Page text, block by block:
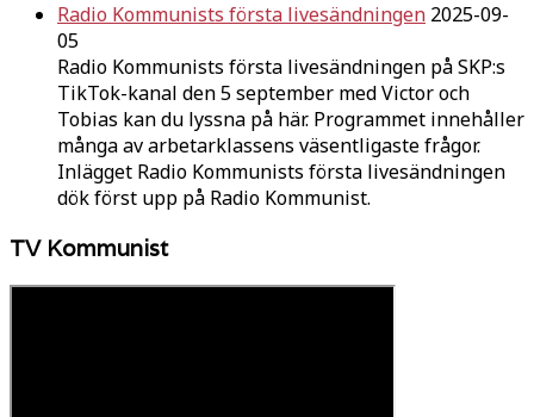
Radio Kommunists första livesändningen 2025-09-
05
Radio Kommunists första livesändningen på SKP:s
TikTok-kanal den 5 september med Victor och
Tobias kan du lyssna på här. Programmet innehåller
många av arbetarklassens väsentligaste frågor.
Inlägget Radio Kommunists första livesändningen
dök först upp på Radio Kommunist.
TV Kommunist